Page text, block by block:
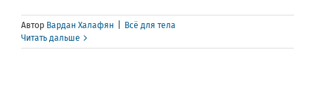
Автор Вардан Халафян
Всё для тела
Читать дальше